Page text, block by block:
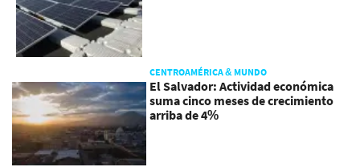
CENTROAMÉRICA & MUNDO
El Salvador: Actividad económica
suma cinco meses de crecimiento
arriba de 4%